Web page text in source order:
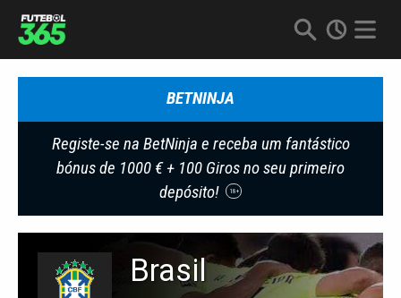
BETNINJA
Registe-se na BetNinja e receba um fantástico
bónus de 1000 € + 100 Giros no seu primeiro
depósito!
18+
Brasil